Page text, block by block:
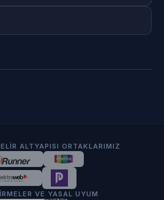
ALTYAPISI ORTAKLARIMIZ
VE YASAL UYUM